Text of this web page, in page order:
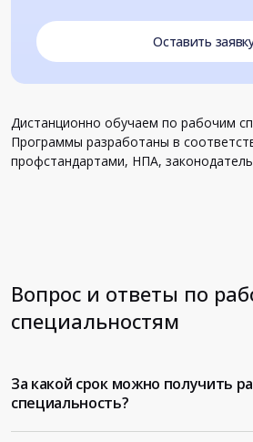
Оставить
Дистанционно обучаем по рабочим
Программы разработаны в
профстандартами, НПА,
Вопрос и ответы по
специальностям
За какой срок можно получить
специальность?